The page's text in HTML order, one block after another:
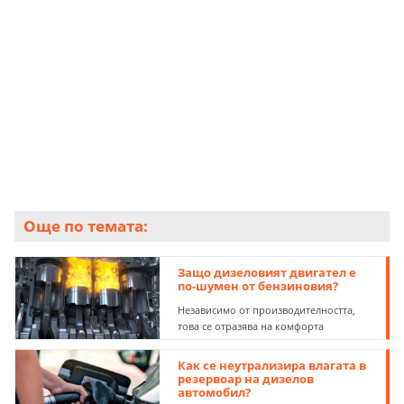
Още по темата:
Защо дизеловият двигател е
по-шумен от бензиновия?
Независимо от производителността,
това се отразява на комфорта
Как се неутрализира влагата в
резервоар на дизелов
автомобил?